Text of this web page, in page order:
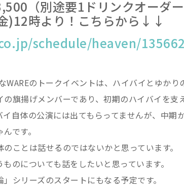
（別途要1ドリンクオーダー
)12時より！こちらから↓↓
schedule/heaven/135662
WAREのトークイベントは、ハイバイとゆかり
旗揚げメンバーであり、初期のハイバイを支
自体の公演には出てもらってませんが、中期
です。
ことは話せるのではないかと思っています。
のについても話をしたいと思っています。
シリーズのスタートにもなる予定です。